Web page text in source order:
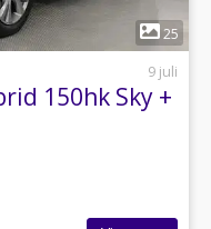
25
9 juli
150hk Sky +